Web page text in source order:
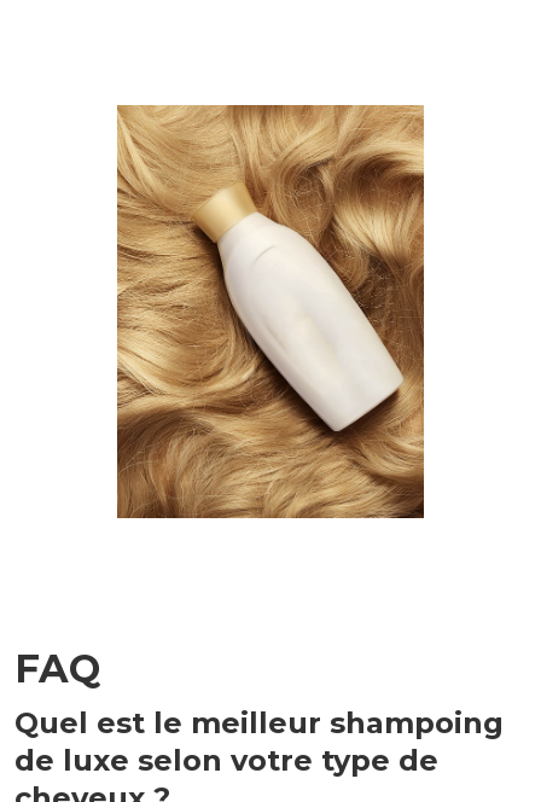
FAQ
Quel est le meilleur shampoing
de luxe selon votre type de